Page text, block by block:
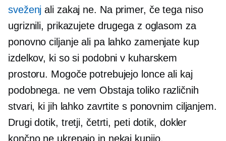
sveženj ali zakaj ne. Na primer, če tega niso
ugriznili, prikazujete drugega z oglasom za
ponovno ciljanje ali pa lahko zamenjate kup
izdelkov, ki so si podobni v kuharskem
prostoru. Mogoče potrebujejo lonce ali kaj
podobnega. ne vem Obstaja toliko različnih
stvari, ki jih lahko zavrtite s ponovnim ciljanjem.
Drugi dotik, tretji, četrti, peti dotik, dokler
končno ne ukrepajo in nekaj kupijo.